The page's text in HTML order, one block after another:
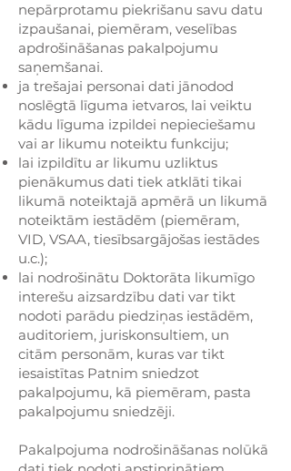
nepārprotamu piekrišanu savu datu
izpaušanai, piemēram, veselības
apdrošināšanas pakalpojumu
saņemšanai.
ja trešajai personai dati jānodod
noslēgtā līguma ietvaros, lai veiktu
kādu līguma izpildei nepieciešamu
vai ar likumu noteiktu funkciju;
lai izpildītu ar likumu uzliktus
pienākumus dati tiek atklāti tikai
likumā noteiktajā apmērā un likumā
noteiktām iestādēm (piemēram,
VID, VSAA, tiesībsargājošas iestādes
u.c.);
lai nodrošinātu Doktorāta likumīgo
interešu aizsardzību dati var tikt
nodoti parādu piedziņas iestādēm,
auditoriem, juriskonsultiem, un
citām personām, kuras var tikt
iesaistītas Patnim sniedzot
pakalpojumu, kā piemēram, pasta
pakalpojumu sniedzēji.
Pakalpojuma nodrošināšanas nolūkā